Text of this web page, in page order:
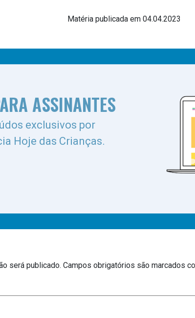
Matéria publicada em 04.04.2023
ASSINANTES
exclusivos por
Hoje das Crianças.
será publicado. Campos obrigatórios são marcados